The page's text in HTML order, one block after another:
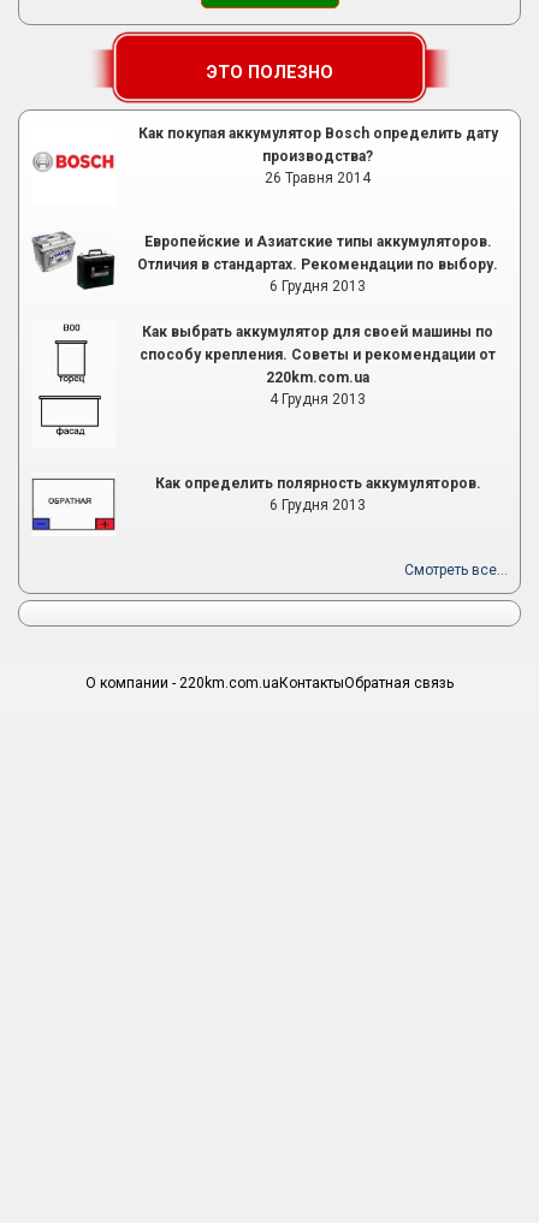
ЭТО ПОЛЕЗНО
Как покупая аккумулятор Bosch определить дату
производства?
26 Травня 2014
Европейские и Азиатские типы аккумуляторов.
Отличия в стандартах. Рекомендации по выбору.
6 Грудня 2013
Как выбрать аккумулятор для своей машины по
способу крепления. Советы и рекомендации от
220km.com.ua
4 Грудня 2013
Как определить полярность аккумуляторов.
6 Грудня 2013
Смотреть все...
О компании - 220km.com.ua КонтактыОбратная связь